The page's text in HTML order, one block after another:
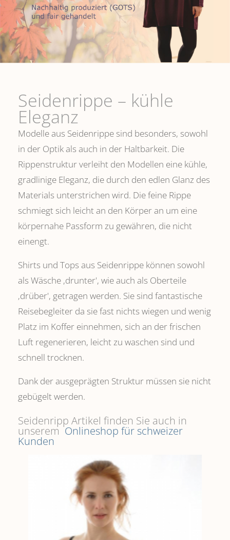
Seidenrippe­ – kühle
Eleganz
Modelle aus Seidenrippe sind besonders, sowohl
in der Optik als auch in der Haltbarkeit. Die
Rippenstruktur verleiht den Modellen eine kühle,
gradlinige Eleganz, die durch den edlen Glanz des
Materials unterstrichen wird. Die feine Rippe
schmiegt sich leicht an den Körper an um eine
körpernahe Passform zu gewähren, die nicht
einengt.
Shirts und Tops aus Seidenrippe können sowohl
als Wäsche ,drunter', wie auch als Oberteile
‚drüber', getragen werden. Sie sind fantastische
Reisebegleiter da sie fast nichts wiegen und wenig
Platz im Koffer einnehmen, sich an der frischen
Luft regenerieren, leicht zu waschen sind und
schnell trocknen.
Dank der ausgeprägten Struktur müssen sie nicht
gebügelt werden.
Seidenripp Artikel finden Sie auch in
unserem Onlineshop für schweizer
Kunden